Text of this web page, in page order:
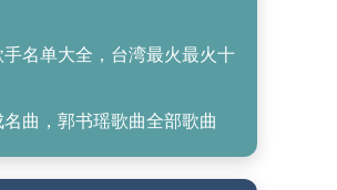
手名单大全，台湾最火最火十
曲，郭书瑶歌曲全部歌曲